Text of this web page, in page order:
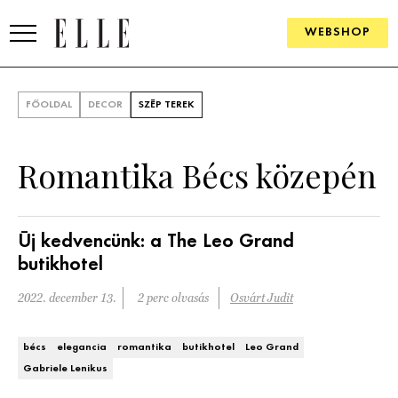
WEBSHOP
GOURMET AWARDS
SZÉPSÉG
KULTÚRA
PSZICHÉ
ÉLETMÓD
FŐOLDAL DECOR SZÉP TEREK
Romantika Bécs közepén
Új kedvencünk: a The Leo Grand
butikhotel
2022. december 13. 2 perc olvasás Osvárt Judit
bécs elegancia romantika butikhotel
Leo Grand
Gabriele Lenikus